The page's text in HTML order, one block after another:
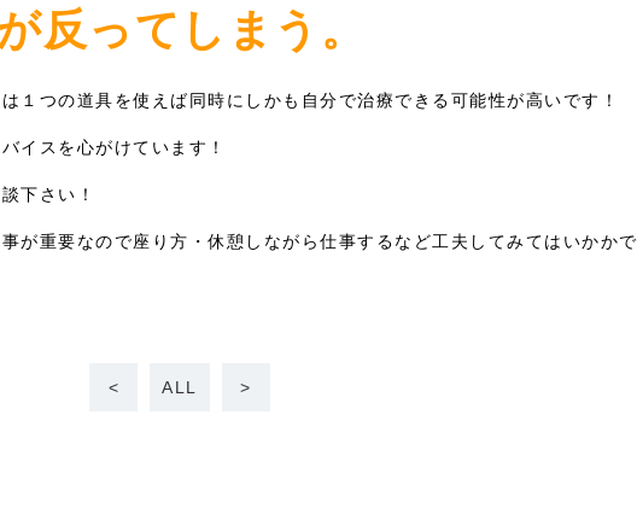
反ってしまう。
１つの道具を使えば同時にしかも自分で治療できる可能性が高いです！
イスを心がけています！
下さい！
が重要なので座り方・休憩しながら仕事するなど工夫してみてはいかかで
< ALL >